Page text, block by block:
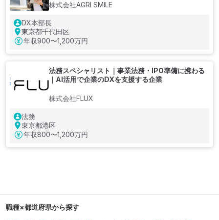
株式会社AGRI SMILE
DX本部長
東京都千代田区
年収900〜1,200万円
法務スペシャリスト｜事業法務・IPO準備に携わる
｜AI活用で企業のDXを支援する企業
株式会社FLUX
法務
東京都港区
年収800〜1,200万円
職種×都道府県から探す